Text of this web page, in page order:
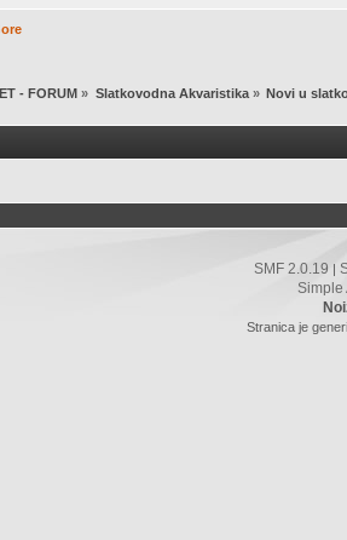
- FORUM » Slatkovodna Akvaristika» Novi u
SMF 2.0.19 |
Simple
Stranica je